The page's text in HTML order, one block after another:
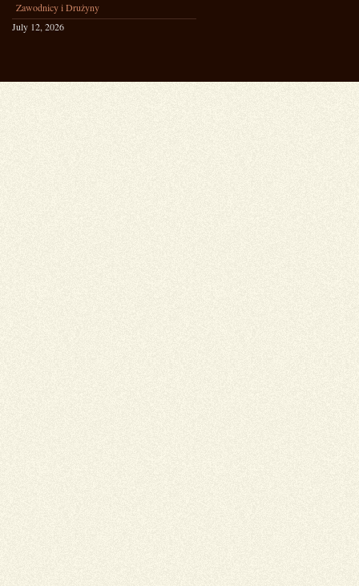
Zawodnicy i Drużyny
July 12, 2026